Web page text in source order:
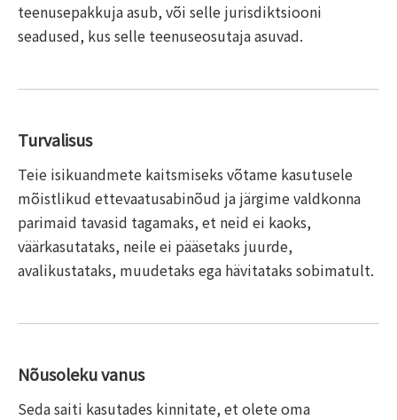
teenusepakkuja asub, või selle jurisdiktsiooni
seadused, kus selle teenuseosutaja asuvad.
Turvalisus
Teie isikuandmete kaitsmiseks võtame kasutusele
mõistlikud ettevaatusabinõud ja järgime valdkonna
parimaid tavasid tagamaks, et neid ei kaoks,
väärkasutataks, neile ei pääsetaks juurde,
avalikustataks, muudetaks ega hävitataks sobimatult.
Nõusoleku vanus
Seda saiti kasutades kinnitate, et olete oma